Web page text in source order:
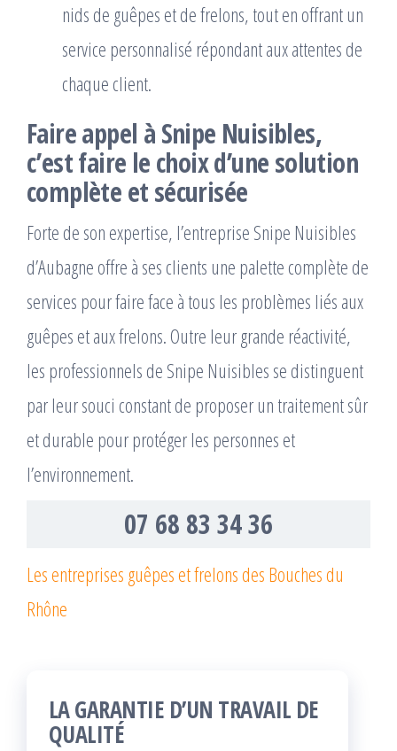
nids de guêpes et de frelons, tout en offrant un
service personnalisé répondant aux attentes de
chaque client.
Faire appel à Snipe Nuisibles,
c’est faire le choix d’une solution
complète et sécurisée
Forte de son expertise, l’entreprise Snipe Nuisibles
d’Aubagne offre à ses clients une palette complète de
services pour faire face à tous les problèmes liés aux
guêpes et aux frelons. Outre leur grande réactivité,
les professionnels de Snipe Nuisibles se distinguent
par leur souci constant de proposer un traitement sûr
et durable pour protéger les personnes et
l’environnement.
07 68 83 34 36
Les entreprises guêpes et frelons des Bouches du
Rhône
LA GARANTIE D’UN TRAVAIL DE
QUALITÉ